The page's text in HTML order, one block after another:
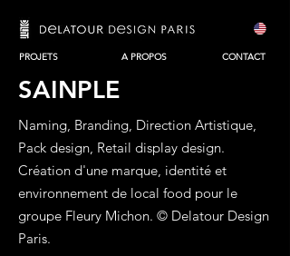
PROJETS A PROPOS CONTACT
SAINPLE
Naming, Branding, Direction Artistique,
Pack design, Retail display design.
Création d'une marque, identité et
environnement de local food pour le
groupe Fleury Michon. © Delatour Design
Paris.